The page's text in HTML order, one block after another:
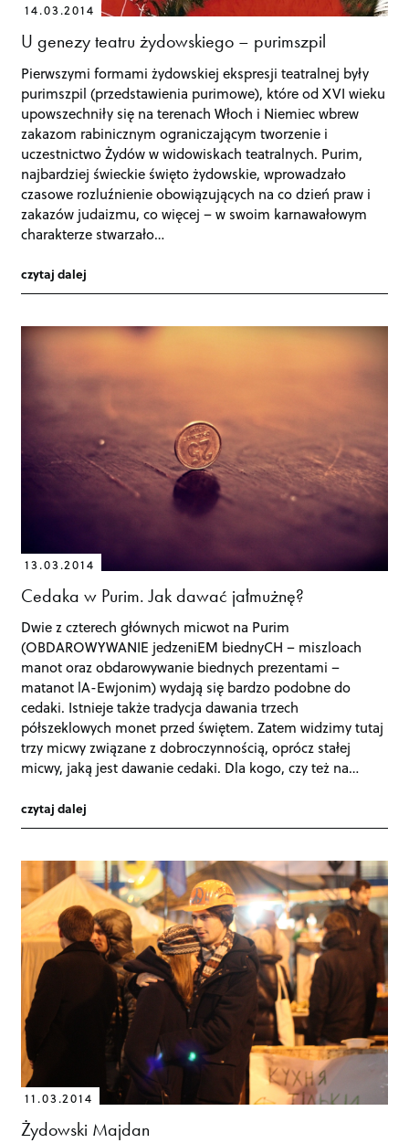
14.03.2014
U genezy teatru żydowskiego – purimszpil
Pierwszymi formami żydowskiej ekspresji teatralnej były
purimszpil (przedstawienia purimowe), które od XVI wieku
upowszechniły się na terenach Włoch i Niemiec wbrew
zakazom rabinicznym ograniczającym tworzenie i
uczestnictwo Żydów w widowiskach teatralnych. Purim,
najbardziej świeckie święto żydowskie, wprowadzało
czasowe rozluźnienie obowiązujących na co dzień praw i
zakazów judaizmu, co więcej – w swoim karnawałowym
charakterze stwarzało…
czytaj dalej
13.03.2014
Cedaka w Purim. Jak dawać jałmużnę?
Dwie z czterech głównych micwot na Purim
(OBDAROWYWANIE jedzeniEM biednyCH – miszloach
manot oraz obdarowywanie biednych prezentami –
matanot lA-Ewjonim) wydają się bardzo podobne do
cedaki. Istnieje także tradycja dawania trzech
półszeklowych monet przed świętem. Zatem widzimy tutaj
trzy micwy związane z dobroczynnością, oprócz stałej
micwy, jaką jest dawanie cedaki. Dla kogo, czy też na…
czytaj dalej
11.03.2014
Żydowski Majdan